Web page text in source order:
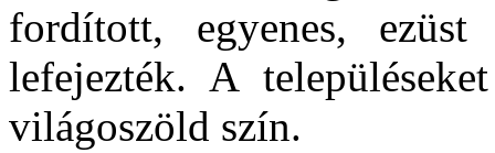
fordított, egyenes,
lefejezték. A
világoszöld szín.